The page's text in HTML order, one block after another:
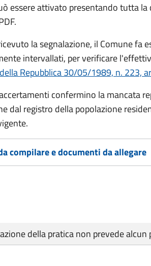
essere attivato presentando tutta
la segnalazione, il Comune fa
intervallati, per verificare
Repubblica 30/05/1989, n. 223,
confermino la mancata
dal registro della popolazione
compilare e documenti da allegare
della pratica non prevede alcun